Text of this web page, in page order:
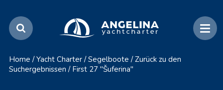
Home / Yacht Charter / Segelboote / Zurück zu den
Suchergebnissen / First 27 "Šuferina"